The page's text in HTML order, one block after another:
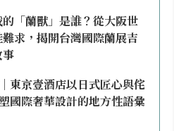
「蘭獸」是誰？從大阪世
求，揭開台灣國際蘭展吉
東京壹酒店以日式匠心與侘
國際奢華設計的地方性語彙